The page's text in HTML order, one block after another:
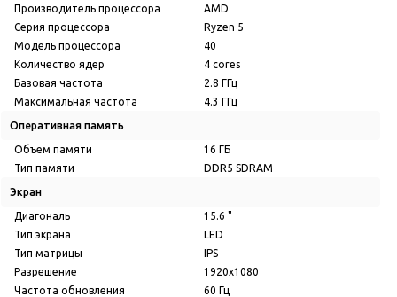
Производитель процессора
AMD
Серия процессора
Ryzen 5
Модель процессора
40
Количество ядер
4 cores
Базовая частота
2.8 ГГц
Максимальная частота
4.3 ГГц
Оперативная память
Объем памяти
16 ГБ
Тип памяти
DDR5 SDRAM
Экран
Диагональ
15.6 "
Тип экрана
LED
Тип матрицы
IPS
Разрешение
1920x1080
Частота обновления
60 Гц